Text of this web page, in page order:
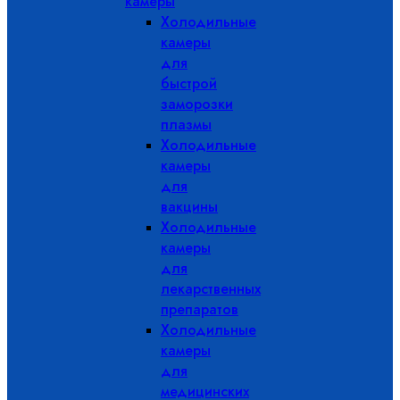
Холодильные
камеры
для
быстрой
заморозки
плазмы
Холодильные
камеры
для
вакцины
Холодильные
камеры
для
лекарственных
препаратов
Холодильные
камеры
для
медицинских